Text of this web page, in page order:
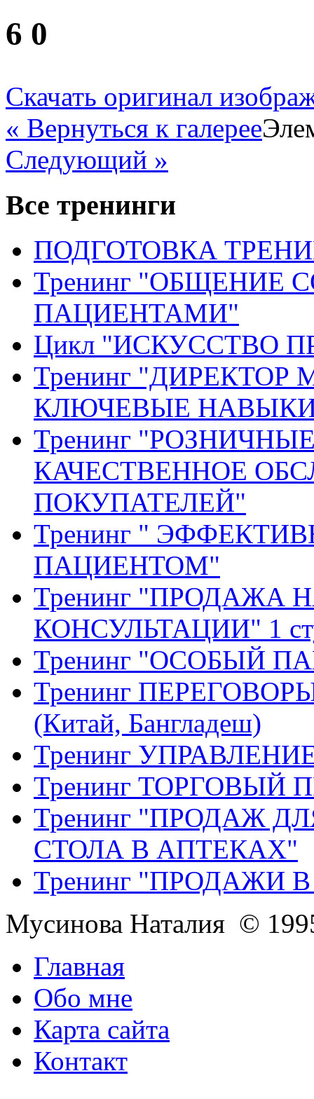
6 0
Скачать оригинал
« Вернуться к галерее
Следующий »
Все тренинги
ПОДГОТОВКА
Тренинг "ОБЩЕНИЕ
ПАЦИЕНТАМИ"
Цикл "ИСКУССТВО
Тренинг
КЛЮЧЕВЫЕ
Тренинг
КАЧЕСТВЕННОЕ
ПОКУПАТЕЛЕЙ"
Тренинг "
ПАЦИЕНТОМ"
Тренинг "ПРОДАЖА
КОНСУЛЬТАЦИИ" 1
Тренинг "ОСОБЫЙ
Тренинг ПЕРЕГОВОРЫ
(Китай, Бангладеш)
Тренинг
Тренинг ТОРГОВЫЙ
Тренинг "ПРОДАЖ
СТОЛА В АПТЕКАХ"
Тренинг "ПРОДАЖИ
Мусинова Наталия ©
Главная
Обо мне
Карта сайта
Контакт